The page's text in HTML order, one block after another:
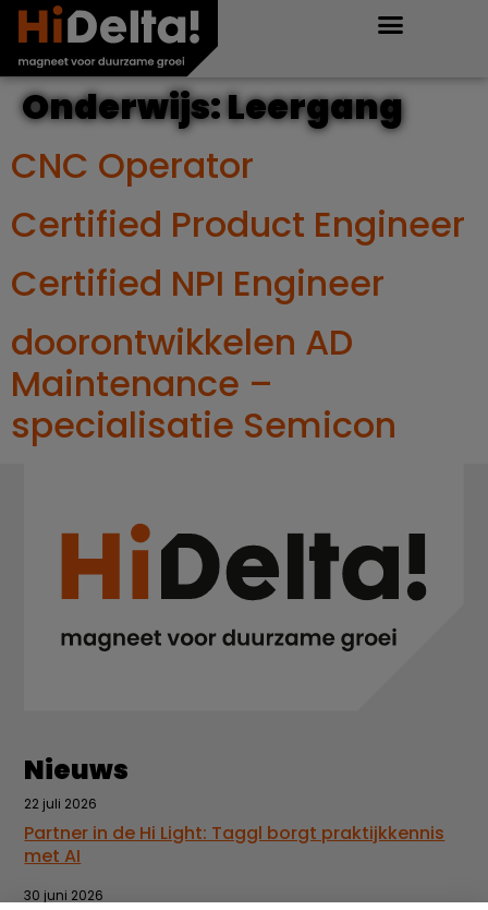
Onderwijs:Leergang
CNC Operator
Certified Product Engineer
Certified NPI Engineer
doorontwikkelen AD
Maintenance –
specialisatie Semicon
Nieuws
22 juli 2026
Partner in de Hi Light: Taggl borgt praktijkkennis
met AI
30 juni 2026